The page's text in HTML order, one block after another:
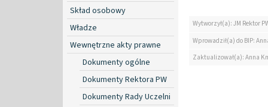
Skład osobowy
Władze
Wewnętrzne akty prawne
Dokumenty ogólne
Dokumenty Rektora PW
Dokumenty Rady Uczelni
Wytworzył(a): JM Rektor
Wprowadził(a) do BIP:
Zaktualizował(a): Anna